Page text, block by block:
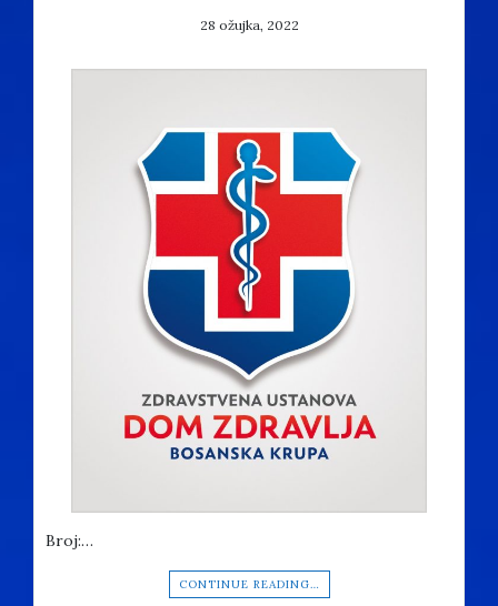
28 ožujka, 2022
Broj:…
CONTINUE READING…